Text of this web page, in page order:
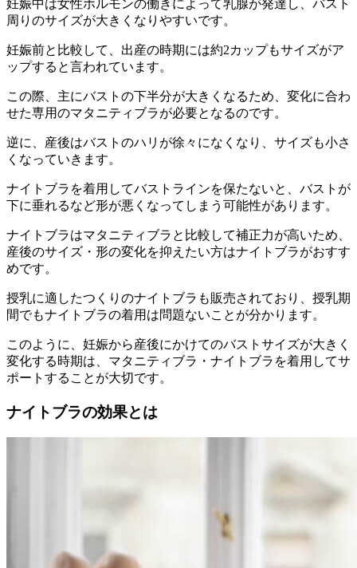
妊娠中は女性ホルモンの働きによって乳腺が発達し、バスト
周りのサイズが大きくなりやすいです。
妊娠前と比較して、出産の時期には約2カップもサイズがア
ップすると言われています。
この際、主にバストの下半分が大きくなるため、変化に合わ
せた専用のマタニティブラが必要となるのです。
逆に、産後はバストのハリが徐々になくなり、サイズも小さ
くなっていきます。
ナイトブラを着用してバストラインを保たないと、バストが
下に垂れるなど形が悪くなってしまう可能性があります。
ナイトブラはマタニティブラと比較して補正力が高いため、
産後のサイズ・形の変化を抑えたい方はナイトブラがおすす
めです。
授乳に適したつくりのナイトブラも販売されており、授乳期
間でもナイトブラの着用は問題ないことが分かります。
このように、 妊娠から産後にかけてのバストサイズが大きく
変化する時期は、マタニティブラ・ナイトブラを着用してサ
ポートすることが大切です。
ナイトブラの効果とは